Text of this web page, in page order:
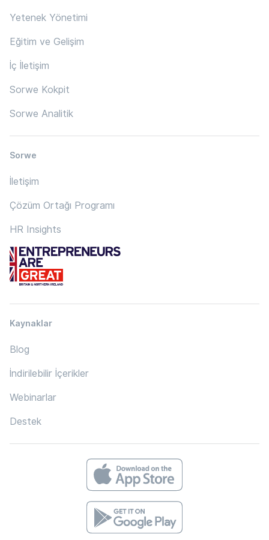
Yetenek Yönetimi
Eğitim ve Gelişim
İç İletişim
Sorwe Kokpit
Sorwe Analitik
Sorwe
İletişim
Çözüm Ortağı Programı
HR Insights
Kaynaklar
Blog
İndirilebilir İçerikler
Webinarlar
Destek